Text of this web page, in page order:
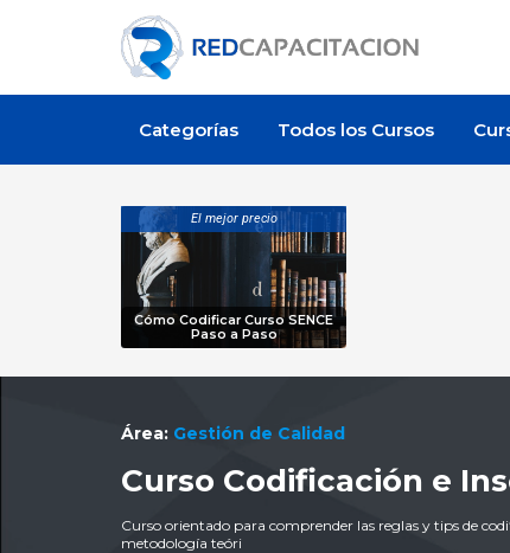
Categorías Todos los Cursos
El mejor precio
Cómo Codificar Curso SENCE
Paso a Paso
Área: Gestión de Calidad
Curso Codificación e
Curso orientado para comprender las reglas y tips de
metodología teóri